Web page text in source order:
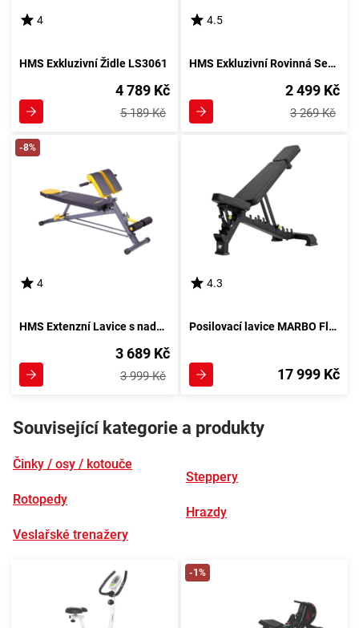
4
HMS Exkluzivní Židle LS3061
4 789 Kč
5 189 Kč
4.5
HMS Exkluzivní Rovinná Sedačka L8012
2 499 Kč
3 269 Kč
-8%
4
HMS Extenzní Lavice s nadměrným ohnutím LSR8311
3 689 Kč
3 999 Kč
4.3
Posilovací lavice MARBO FlexiGym MP-L202
17 999 Kč
Související kategorie a produkty
Činky / osy / kotouče
Rotopedy
Veslařské trenažery
Steppery
Hrazdy
-1%